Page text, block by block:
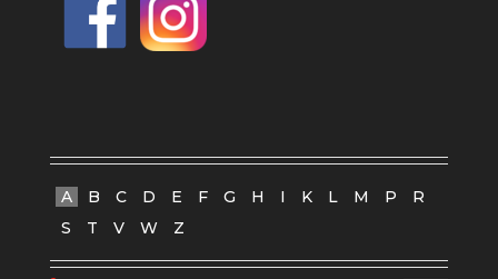
A B C D E F G H I K L M P
R
S
T V W Z